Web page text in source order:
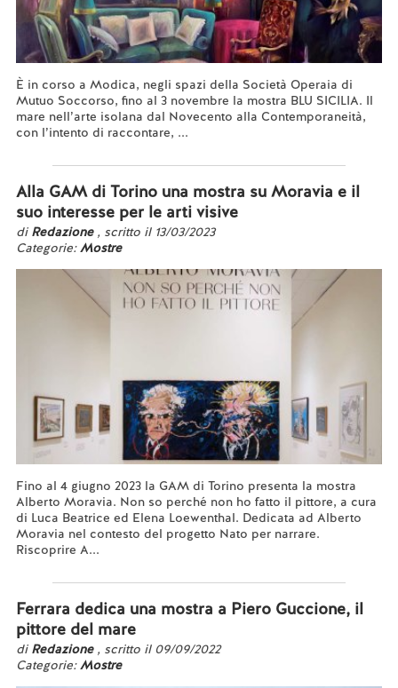
È in corso a Modica, negli spazi della Società Operaia di
Mutuo Soccorso, fino al 3 novembre la mostra BLU SICILIA. Il
mare nell’arte isolana dal Novecento alla Contemporaneità,
con l’intento di raccontare, ...
Alla GAM di Torino una mostra su Moravia e il
suo interesse per le arti visive
di Redazione , scritto il 13/03/2023
Categorie:Mostre
Fino al 4 giugno 2023 la GAM di Torino presenta la mostra
Alberto Moravia. Non so perché non ho fatto il pittore, a cura
di Luca Beatrice ed Elena Loewenthal. Dedicata ad Alberto
Moravia nel contesto del progetto Nato per narrare.
Riscoprire A...
Ferrara dedica una mostra a Piero Guccione, il
pittore del mare
di Redazione , scritto il 09/09/2022
Categorie:Mostre